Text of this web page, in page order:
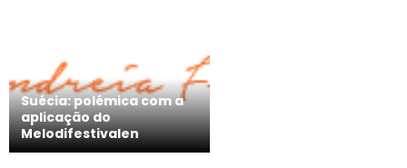
Suécia: polémica com a
aplicação do
Melodifestivalen